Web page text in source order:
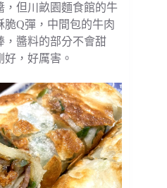
，但川畝園麵食館的牛
脆Q彈，中間包的牛肉
，醬料的部分不會甜
，好厲害。